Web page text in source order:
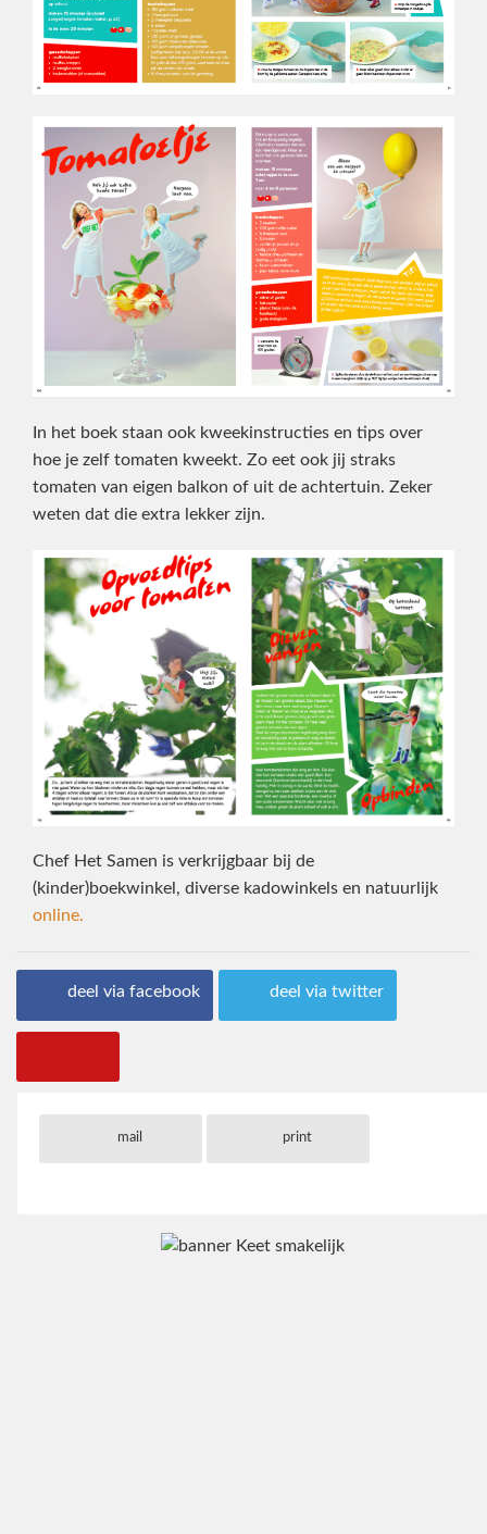
In het boek staan ook kweekinstructies en tips over
hoe je zelf tomaten kweekt. Zo eet ook jij straks
tomaten van eigen balkon of uit de achtertuin. Zeker
weten dat die extra lekker zijn.
Chef Het Samen is verkrijgbaar bij de
(kinder)boekwinkel, diverse kadowinkels en natuurlijk
online.
deel via facebook deel via twitter
mail print